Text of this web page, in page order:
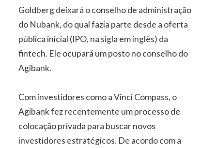
Goldberg deixará o conselho de administração
do Nubank, do qual fazia parte desde a oferta
pública inicial (IPO, na sigla em inglês) da
fintech. Ele ocupará um posto no conselho do
Agibank.
Com investidores como a Vinci Compass, o
Agibank fez recentemente um processo de
colocação privada para buscar novos
investidores estratégicos. De acordo com a